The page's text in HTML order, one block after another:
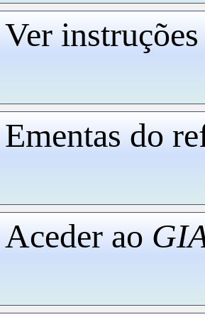
Ver
Ementas do
Aceder ao